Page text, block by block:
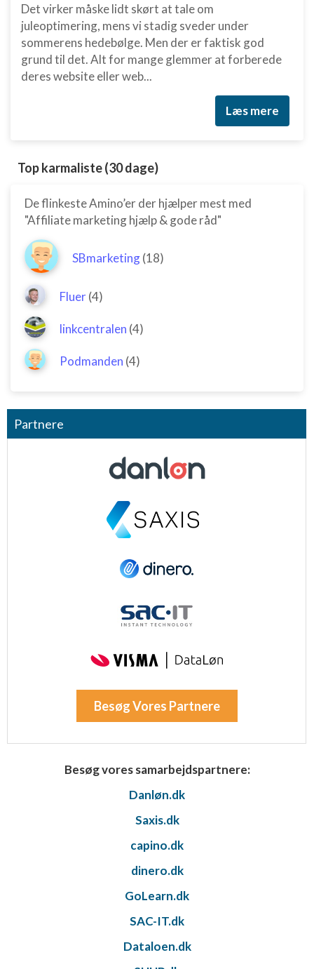
Det virker måske lidt skørt at tale om
juleoptimering, mens vi stadig sveder under
sommerens hedebølge. Men der er faktisk god
grund til det. Alt for mange glemmer at forberede
deres website eller web...
Læs mere
Top karmaliste (30 dage)
De flinkeste Amino’er der hjælper mest med
"Affiliate marketing hjælp & gode råd"
SBmarketing(18)
Fluer(4)
linkcentralen (4)
Podmanden (4)
Partnere
Besøg Vores Partnere
Besøg vores samarbejdspartnere:
Danløn.dk
Saxis.dk
capino.dk
dinero.dk
GoLearn.dk
SAC-IT.dk
Dataloen.dk